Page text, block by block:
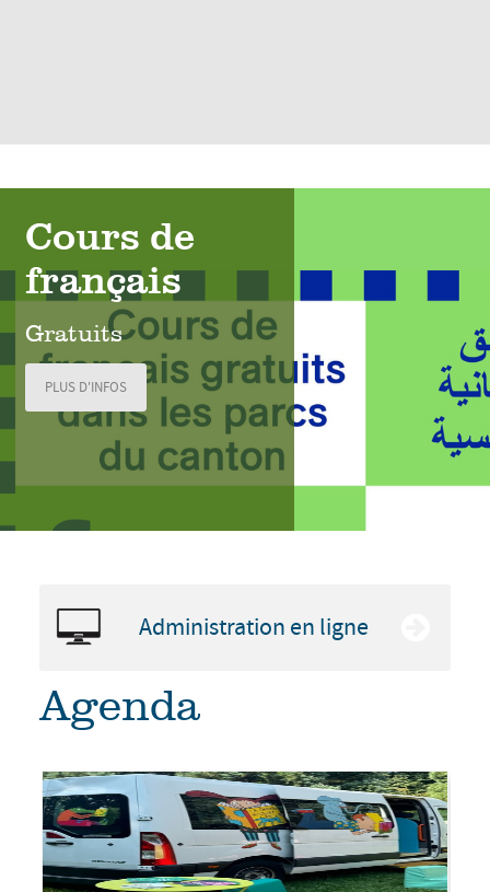
Cours de
français
Gratuits
PLUS D'INFOS
Administration en ligne
Agenda
PLUS D'INFOS